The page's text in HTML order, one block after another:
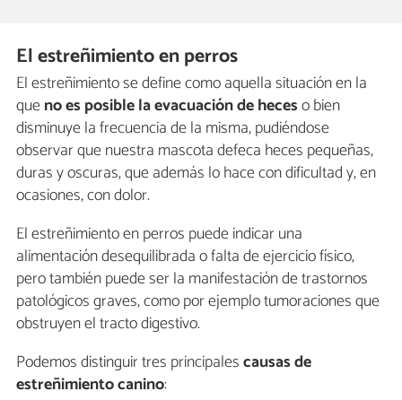
El estreñimiento en perros
El estreñimiento se define como aquella situación en la
queno es posible la evacuación de heceso bien
disminuye la frecuencia de la misma, pudiéndose
observar que nuestra mascota defeca heces pequeñas,
duras y oscuras, que además lo hace con dificultad y, en
ocasiones, con dolor.
El estreñimiento en perros puede indicar una
alimentación desequilibrada o falta de ejercicio físico,
pero también puede ser la manifestación de trastornos
patológicos graves, como por ejemplo tumoraciones que
obstruyen el tracto digestivo.
Podemos distinguir tres principalescausas de
estreñimiento canino: